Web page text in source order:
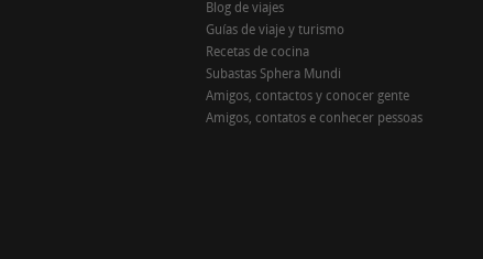
Blog de viajes
Guías de viaje y turismo
Recetas de cocina
Subastas Sphera Mundi
Amigos, contactos y conocer gente
Amigos, contatos e conhecer pessoas